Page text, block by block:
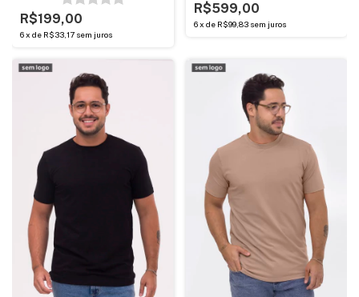
R$199,00
6x de R$33,17 sem juros
R$599,00
6 x de R$99,83 sem juros